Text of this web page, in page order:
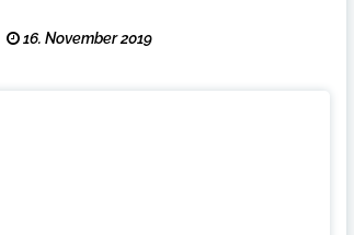
16. November 2019